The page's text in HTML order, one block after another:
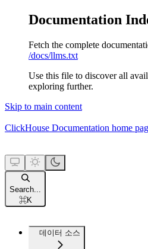
Documentation
Fetch the complete
/docs/llms.txt
Use this file to discover all
exploring further.
Skip to main content
ClickHouse Documentation home
Search...
⌘K
데이터 소스